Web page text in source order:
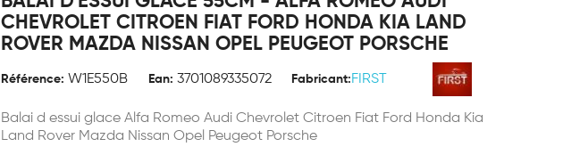
CHEVROLET CITROEN FIAT FORD HONDA KIA LAND
ROVER MAZDA NISSAN OPEL PEUGEOT PORSCHE
Référence: W1E550B Ean: 3701089335072 Fabricant: FIRST
Balai d essui glace Alfa Romeo Audi Chevrolet Citroen Fiat Ford Honda Kia
Land Rover Mazda Nissan Opel Peugeot Porsche